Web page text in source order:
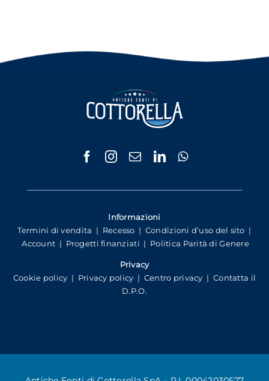
Informazioni
Termini di vendita | Recesso | Condizioni d’uso del sito |
Account | Progetti finanziati | Politica Parità di Genere
Privacy
Cookie policy | Privacy policy | Centro privacy |Contatta il
D.P.O.